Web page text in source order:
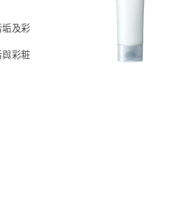
及彩
與彩粧